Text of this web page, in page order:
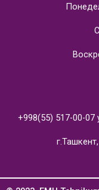
+998(55) 517-00-07